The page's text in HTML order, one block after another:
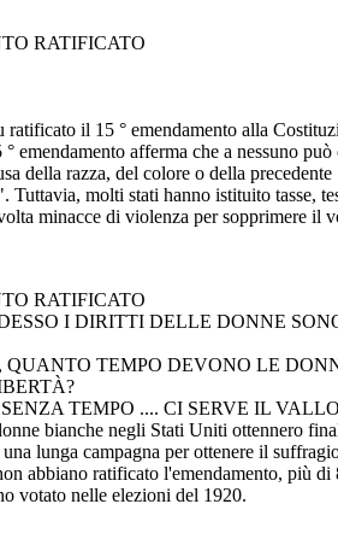
RATIFICATO
il 15 ° emendamento alla
emendamento afferma che a nessuno può
della razza, del colore o della precedente
Tuttavia, molti stati hanno istituito tasse,
minacce di violenza per sopprimere il
RATIFICATO
I DIRITTI DELLE DONNE
QUANTO TEMPO DEVONO LE
TEMPO .... CI SERVE IL
bianche negli Stati Uniti ottennero
lunga campagna per ottenere il
abbiano ratificato l'emendamento, più di
votato nelle elezioni del 1920.